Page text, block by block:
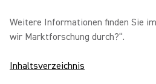
Weitere Informationen finden Sie
wir Marktforschung durch?“.
Inhaltsverzeichnis